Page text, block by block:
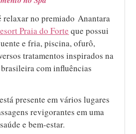
relaxar no premiado Anantara
Praia do Forte que possui
e fria, piscina, ofurô,
tratamentos inspirados na
com influências
presente em vários lugares
revigorantes em uma
e bem-estar.